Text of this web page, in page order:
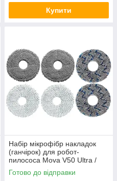
Купити
Набір мікрофібр накладок
(ганчірок) для робот-
пилососа Mova V50 Ultra /
MOBIUS 60 ( RLV72LE-1 /
RLV72LE-1-bl / RLV83LE ) 6
Готово до відправки